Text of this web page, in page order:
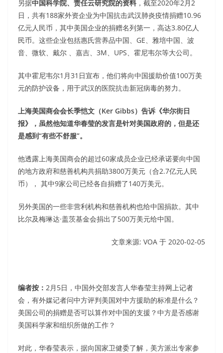
另据中国科学院、责任云研究院的资料 ，截至2020年2月2
日，共有188家外资企业为中国抗击武汉肺炎疫情捐赠10.96
亿元人民币，其中美国企业的捐赠名列第一，高达3.80亿人
民币。这些企业包括惠氏营养品中国、GE、雅培中国、波
音、微软、戴尔 、嘉吉、3M、UPS、霍尼韦尔等大公司。
其中霍尼韦尔1月31日宣布，他们将向中国援助价值100万美
元的防护设备，用于武汉的医院抗击新冠病毒的努力。
上海美国商会会长季恺文（Ker Gibbs）告诉《华尔街日
报》，虽然他知道华春莹的发言是针对美国政府的，但是还
是感到“有些不舒服”。
他透露上海美国商会的超过60家成员企业已经承诺要向中国
的地方政府和慈善机构共捐助3800万美元（合2.7亿元人民
币）， 其中9家公司已经各自捐赠了140万美元。
另外美国的一些非营利机构和慈善机构也给中国捐款。其中
比尔及梅琳达·盖茨基金会捐出了500万美元给中国。
文章来源: VOA 于 2020-02-05
编者按： 2月5日，中国外交部发言人华春莹主持网上记者
会，有外媒记者问中方评判美国对中方援助的标准是什么？
美国公司的捐赠是否可以算作对中国的支援？中方是否感谢
美国科学家和组织所做的工作？
对此，华春莹表示，据向国家卫健委了解，美方派出专家参